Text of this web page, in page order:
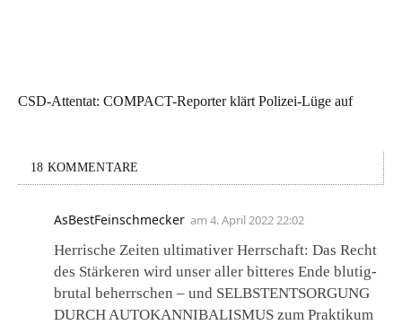
CSD-Attentat: COMPACT-Reporter klärt Polizei-Lüge auf
18 KOMMENTARE
AsBestFeinschmecker am 4. April 2022 22:02
Herrische Zeiten ultimativer Herrschaft: Das Recht
des Stärkeren wird unser aller bitteres Ende blutig-
brutal beherrschen – und SELBSTENTSORGUNG
DURCH AUTOKANNIBALISMUS zum Praktikum